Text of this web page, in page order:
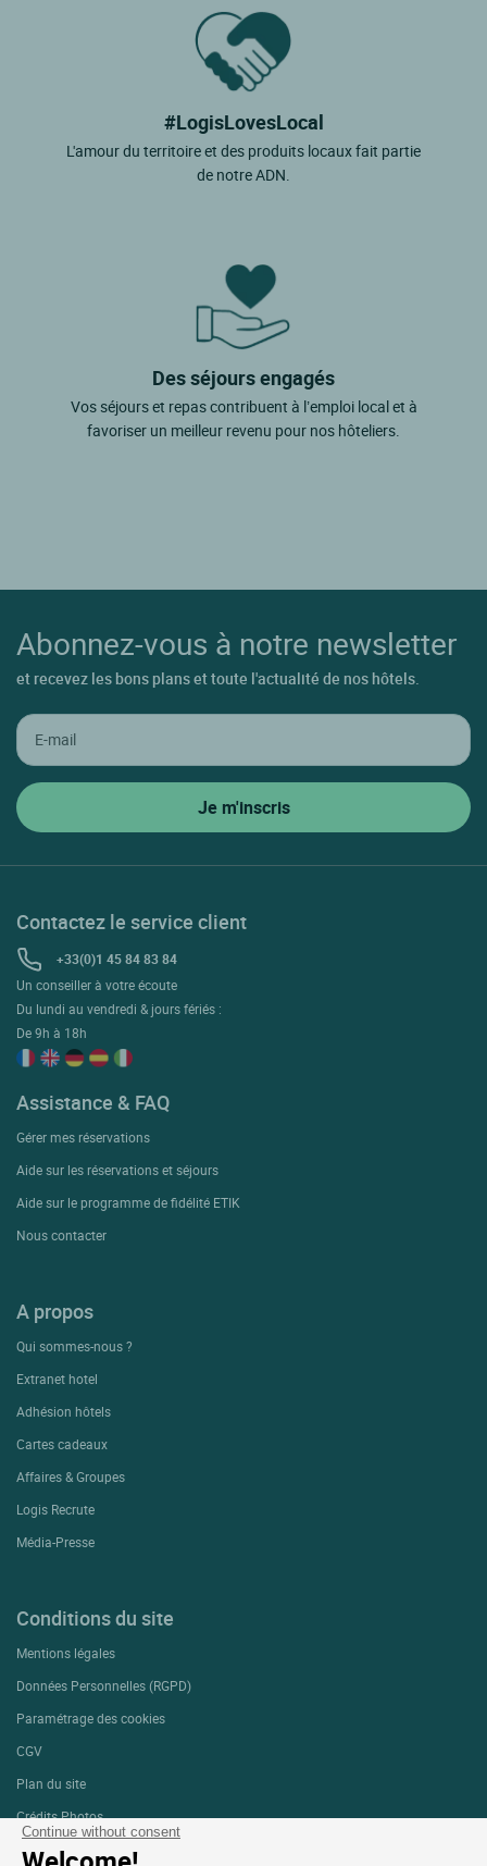
Continue without consent
#LogisLovesLocal
L'amour du territoire et des produits locaux fait partie
de notre ADN.
Des séjours engagés
Vos séjours et repas contribuent à l’emploi local et à
favoriser un meilleur revenu pour nos hôteliers.
Abonnez-vous à notre newsletter
et recevez les bons plans et toute l'actualité de nos hôtels.
Contactez le service client
+33(0)1 45 84 83 84
Un conseiller à votre écoute
Du lundi au vendredi & jours fériés :
De 9h à 18h
Assistance & FAQ
Gérer mes réservations
Aide sur les réservations et séjours
Aide sur le programme de fidélité ETIK
Nous contacter
A propos
Qui sommes-nous ?
Extranet hotel
Adhésion hôtels
Cartes cadeaux
Affaires & Groupes
Logis Recrute
Média-Presse
Conditions du site
Mentions légales
Données Personnelles (RGPD)
Paramétrage des cookies
CGV
Plan du site
Crédits Photos